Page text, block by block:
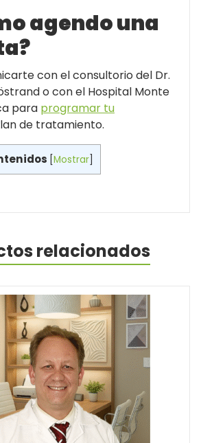
agendo una
con el consultorio del Dr.
o con el Hospital Monte
para programar tu
de tratamiento.
[Mostrar]
relacionados